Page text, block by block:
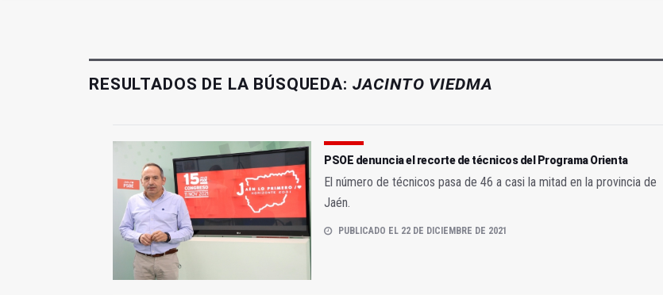
RESULTADOS DE LA BÚSQUEDA: JACINTO VIEDMA
PSOE denuncia el recorte de técnicos del Programa Orienta
El número de técnicos pasa de 46 a casi la mitad en la provincia de
Jaén.
PUBLICADO EL 22 DE DICIEMBRE DE 2021